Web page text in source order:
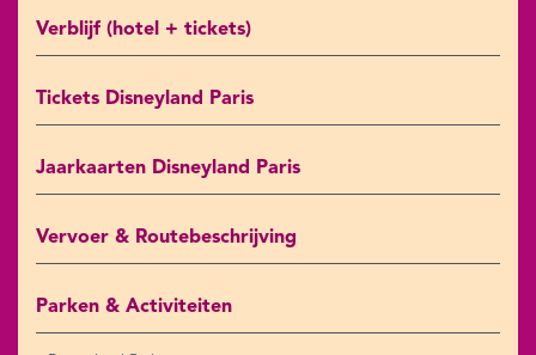
Verblijf (hotel + tickets)
Tickets Disneyland Paris
Jaarkaarten Disneyland Paris
Vervoer & Routebeschrijving
Parken & Activiteiten